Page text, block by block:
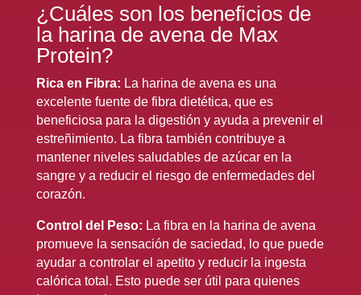
¿Cuáles son los beneficios de
la harina de avena de Max
Protein?
Rica en Fibra: La harina de avena es una
excelente fuente de fibra dietética, que es
beneficiosa para la digestión y ayuda a prevenir el
estreñimiento. La fibra también contribuye a
mantener niveles saludables de azúcar en la
sangre y a reducir el riesgo de enfermedades del
corazón.
Control del Peso: La fibra en la harina de avena
promueve la sensación de saciedad, lo que puede
ayudar a controlar el apetito y reducir la ingesta
calórica total. Esto puede ser útil para quienes